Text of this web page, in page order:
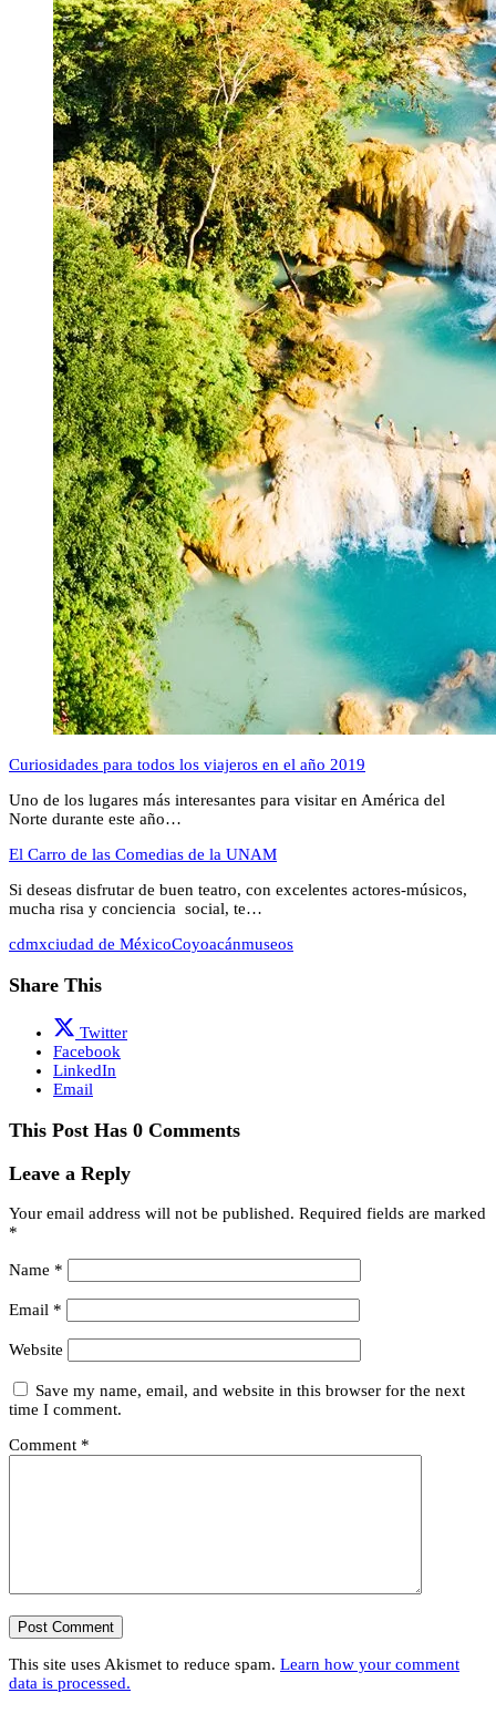
Curiosidades para todos los viajeros en el año 2019
Uno de los lugares más interesantes para visitar en América del
Norte durante este año…
El Carro de las Comedias de la UNAM
Si deseas disfrutar de buen teatro, con excelentes actores-músicos,
mucha risa y conciencia social, te…
cdmxciudad de MéxicoCoyoacánmuseos
Share This
Twitter
Facebook
LinkedIn
Email
This Post Has 0 Comments
Leave a Reply
Your email address will not be published. Required fields are marked
*
Name *
Email *
Website
Save my name, email, and website in this browser for the next
time I comment.
Comment *
This site uses Akismet to reduce spam. Learn how your comment
data is processed.